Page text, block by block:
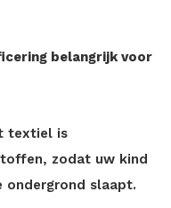
belangrijk voor
textiel is
zodat uw kind
ondergrond slaapt.